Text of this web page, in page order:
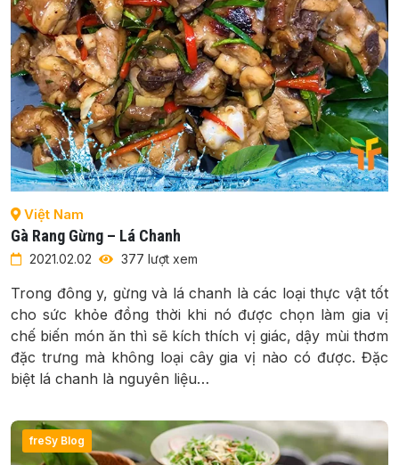
Việt Nam
Gà Rang Gừng – Lá Chanh
2021.02.02 377 lượt xem
Trong đông y, gừng và lá chanh là các loại thực vật tốt
cho sức khỏe đồng thời khi nó được chọn làm gia vị
chế biến món ăn thì sẽ kích thích vị giác, dậy mùi thơm
đặc trưng mà không loại cây gia vị nào có được. Đặc
biệt lá chanh là nguyên liệu…
freSy Blog